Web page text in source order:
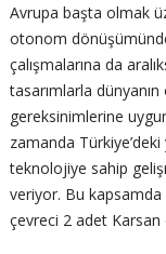
Avrupa başta olmak
otonom
çalışmalarına da
tasarımlarla
gereksinimlerine
zamanda
teknolojiye sahip
veriyor. Bu kapsamda
çevreci 2 adet